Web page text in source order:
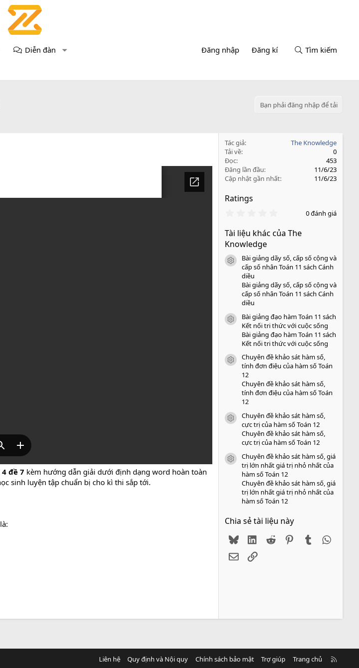
Diễn đàn Đăng nhập Đăng kí Tìm kiếm
Bạn phải đăng nhập để tải
đề 7 kèm hướng dẫn giải dưới định dạng word hoàn toàn
sinh luyện tập chuẩn bị cho kì thi sắp tới.
Tác giả
The Knowledge
Tải về
0
Đọc
453
Đăng lần đầu
11/6/23
Cập nhật gần nhất
11/6/23
Ratings
0
0
o
0 đánh giá
Tài liệu khác của The
Knowledge
icon tài liệu
Bài giảng dãy số, cấp số cộng và
cấp số nhân Toán 11 sách Cánh
diều
Bài giảng dãy số, cấp số cộng và
cấp số nhân Toán 11 sách Cánh
diều
icon tài liệu
Bài giảng đạo hàm Toán 11 sách
Kết nối tri thức với cuộc sống
Bài giảng đạo hàm Toán 11 sách
Kết nối tri thức với cuộc sống
icon tài liệu
Chuyên đề khảo sát hàm số,
tính đơn điệu của hàm số Toán
12
Chuyên đề khảo sát hàm số,
tính đơn điệu của hàm số Toán
12
icon tài liệu
Chuyên đề khảo sát hàm số,
cực trị của hàm số Toán 12
Chuyên đề khảo sát hàm số,
cực trị của hàm số Toán 12
icon tài liệu
Chuyên đề khảo sát hàm số, giá
trị lớn nhất giá trị nhỏ nhất của
hàm số Toán 12
Chuyên đề khảo sát hàm số, giá
trị lớn nhất giá trị nhỏ nhất của
hàm số Toán 12
Chia sẻ tài liệu này
BlueskyLinkedIn
Reddit PinterestTumblr
EmailLink
Liên hệ Quy định và Nội quy Chính sách bảo mật Trợ giúp Trang chủ